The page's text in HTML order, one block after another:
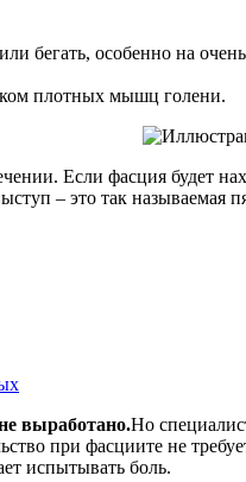
бегать, особенно на
плотных мышц голени.
Если фасция будет
– это так
выработано.Но
при фасциите не
испытывать боль.